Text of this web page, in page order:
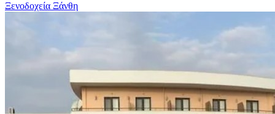
Ξενοδοχεία Ξάνθη